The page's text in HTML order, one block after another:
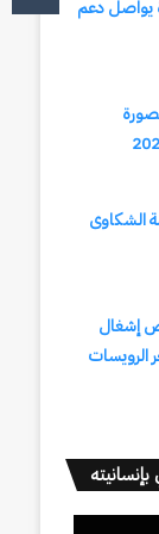
يواصل دعم
الشكاوى
إشغال
الرويسات